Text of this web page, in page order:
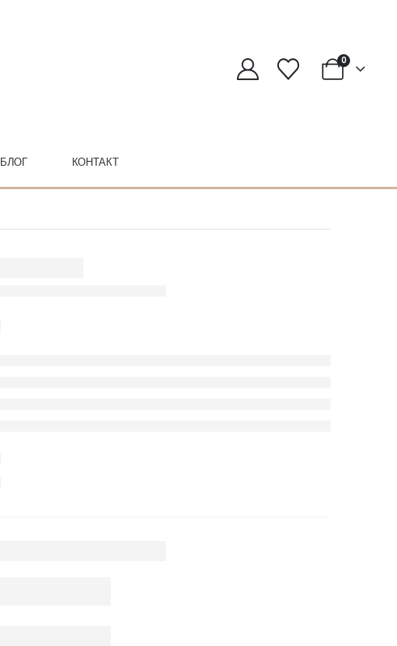
0
БЛОГ КОНТАКТ